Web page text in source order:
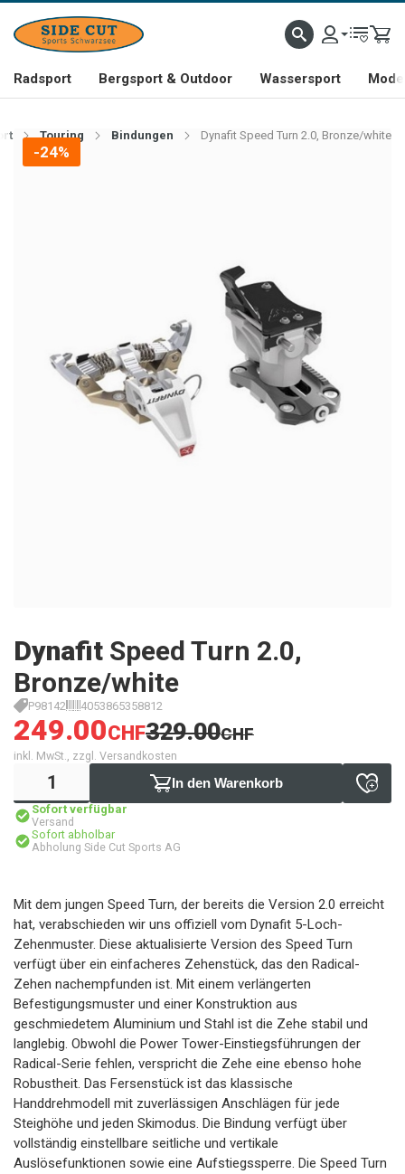
Radsport Bergsport & Outdoor Wassersport
Touring Bindungen Dynafit Speed Turn 2.0, Bronze/white
-24%
Dynafit Speed Turn 2.0,
Bronze/white
P98142 4053865358812
249.00CHF329.00CHF
inkl. MwSt., zzgl. Versandkosten
In den Warenkorb
Sofort verfügbar
Versand
Sofort abholbar
Abholung Side Cut Sports AG
Mit dem jungen Speed Turn, der bereits die Version 2.0 erreicht
hat, verabschieden wir uns offiziell vom Dynafit 5-Loch-
Zehenmuster. Diese aktualisierte Version des Speed Turn
verfügt über ein einfacheres Zehenstück, das den Radical-
Zehen nachempfunden ist. Mit einem verlängerten
Befestigungsmuster und einer Konstruktion aus
geschmiedetem Aluminium und Stahl ist die Zehe stabil und
langlebig. Obwohl die Power Tower-Einstiegsführungen der
Radical-Serie fehlen, verspricht die Zehe eine ebenso hohe
Robustheit. Das Fersenstück ist das klassische
Handdrehmodell mit zuverlässigen Anschlägen für jede
Steighöhe und jeden Skimodus. Die Bindung verfügt über
vollständig einstellbare seitliche und vertikale
Auslösefunktionen sowie eine Aufstiegssperre. Die Speed Turn